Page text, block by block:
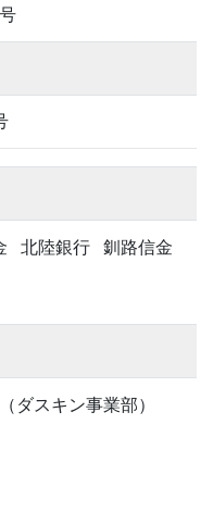
北陸銀行 釧路信金
ダスキン事業部）